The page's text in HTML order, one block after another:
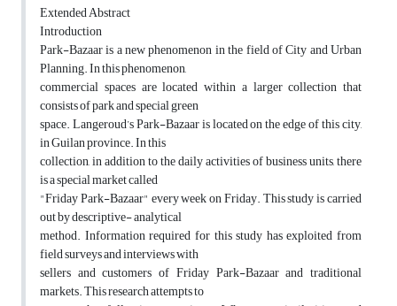
Extended Abstract
Introduction
Park-Bazaar is a new phenomenon in the field of City and Urban
Planning. In this phenomenon,
commercial spaces are located within a larger collection that
consists of park and special green
space. Langeroud’s Park-Bazaar is located on the edge of this city,
in Guilan province. In this
collection, in addition to the daily activities of business units, there
is a special market called
"Friday Park-Bazaar" every week on Friday. This study is carried
out by descriptive- analytical
method. Information required for this study has exploited from
field surveys and interviews with
sellers and customers of Friday Park-Bazaar and traditional
markets. This research attempts to